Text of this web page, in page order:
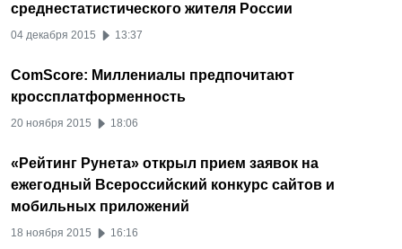
среднестатистического жителя России
04 декабря 2015 13:37
ComScore: Миллениалы предпочитают
кроссплатформенность
20 ноября 2015 18:06
«Рейтинг Рунета» открыл прием заявок на
ежегодный Всероссийский конкурс сайтов и
мобильных приложений
18 ноября 2015 16:16